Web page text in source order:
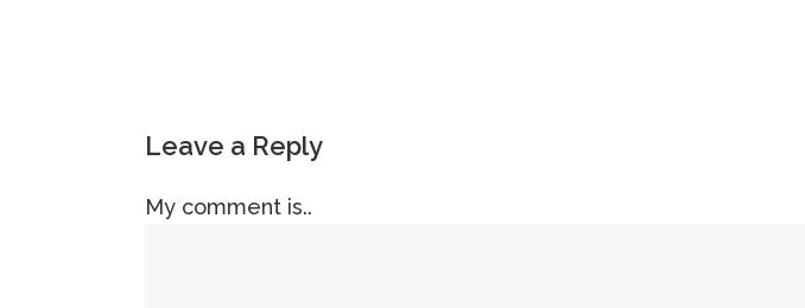
Leave a Reply
My comment is..